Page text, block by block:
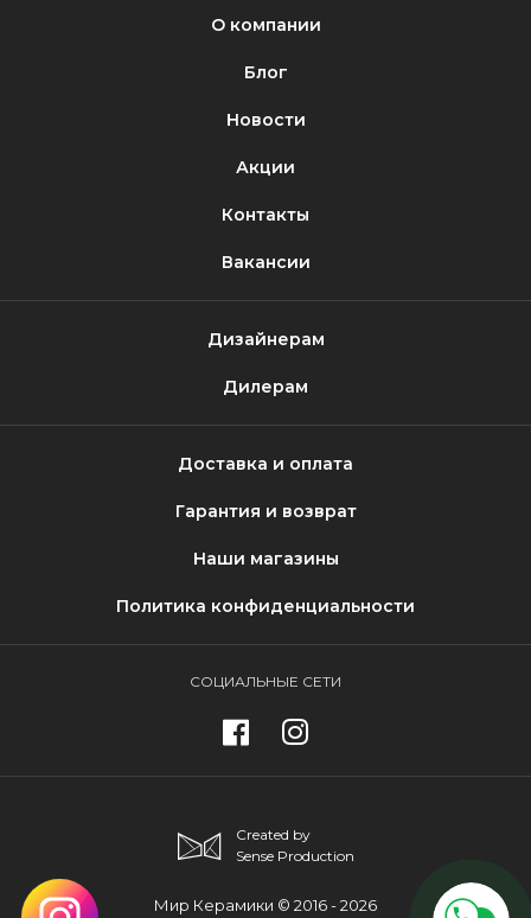
О компании
Блог
Новости
Акции
Контакты
Вакансии
Дизайнерам
Дилерам
Доставка и оплата
Гарантия и возврат
Наши магазины
Политика конфиденциальности
СОЦИАЛЬНЫЕ СЕТИ
Мир Керамики © 2016 - 2026
Created by
Sense Production